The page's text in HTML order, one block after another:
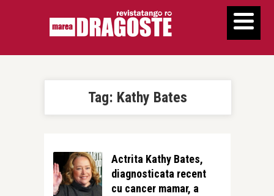
Tag: Kathy Bates
Actrita Kathy Bates,
diagnosticata recent
cu cancer mamar, a